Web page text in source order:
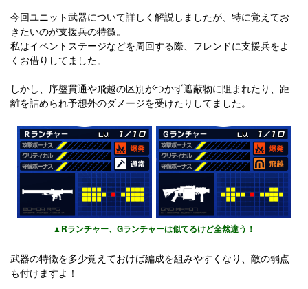
今回ユニット武器について詳しく解説しましたが、特に覚えてお
きたいのが支援兵の特徴。
私はイベントステージなどを周回する際、フレンドに支援兵をよ
くお借りしてました。
しかし、序盤貫通や飛越の区別がつかず遮蔽物に阻まれたり、距
離を詰められ予想外のダメージを受けたりしてました。
▲Rランチャー、Gランチャーは似てるけど全然違う！
武器の特徴を多少覚えておけば編成を組みやすくなり、敵の弱点
も付けますよ！